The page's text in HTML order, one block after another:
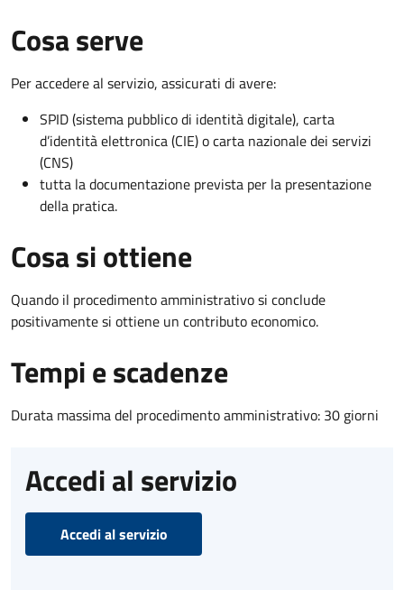
Cosa serve
Per accedere al servizio, assicurati di avere:
SPID (sistema pubblico di identità digitale), carta
d’identità elettronica (CIE) o carta nazionale dei servizi
(CNS)
tutta la documentazione prevista per la presentazione
della pratica.
Cosa si ottiene
Quando il procedimento amministrativo si conclude
positivamente si ottiene un contributo economico.
Tempi e scadenze
Durata massima del procedimento amministrativo: 30 giorni
Accedi al servizio
Accedi al servizio